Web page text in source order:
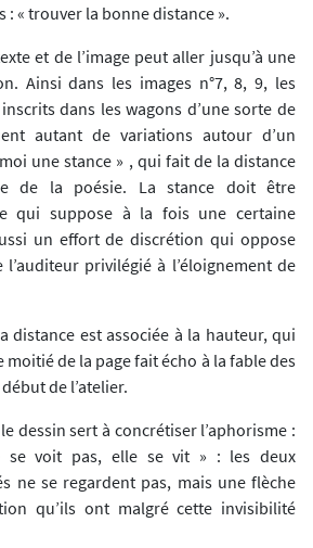
: « trouver la bonne distance ».
et de l’image peut aller jusqu’à une
Ainsi dans les images n°7, 8, 9, les
dans les wagons d’une sorte de
autant de variations autour d’un
une stance » , qui fait de la distance
de la poésie. La stance doit être
qui suppose à la fois une certaine
un effort de discrétion qui oppose
privilégié à l’éloignement de
distance est associée à la hauteur, qui
moitié de la page fait écho à la fable des
de l’atelier.
le dessin sert à concrétiser l’aphorisme :
se voit pas, elle se vit » : les deux
ne se regardent pas, mais une flèche
qu’ils ont malgré cette invisibilité